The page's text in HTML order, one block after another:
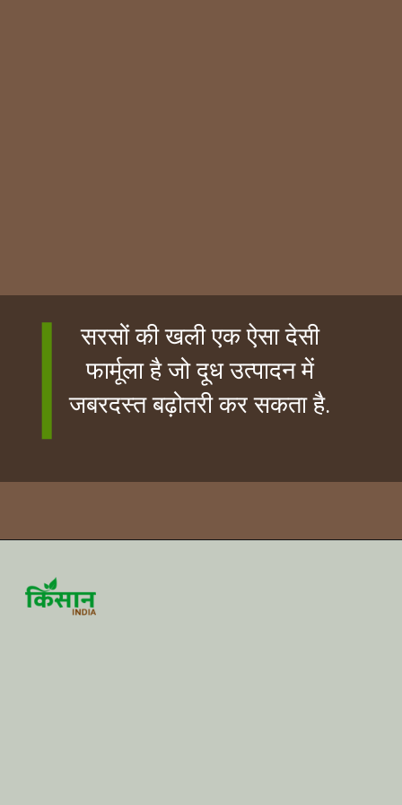
सरसों की खली एक ऐसा देसी
फार्मूला है जो दूध उत्पादन में